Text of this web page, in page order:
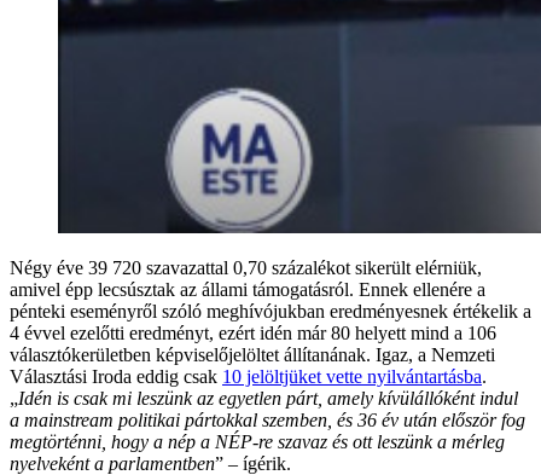
Négy éve 39 720 szavazattal 0,70 százalékot sikerült elérniük,
amivel épp lecsúsztak az állami támogatásról. Ennek ellenére a
pénteki eseményről szóló meghívójukban eredményesnek értékelik a
4 évvel ezelőtti eredményt, ezért idén már 80 helyett mind a 106
választókerületben képviselőjelöltet állítanának. Igaz, a Nemzeti
Választási Iroda eddig csak 10 jelöltjüket vette nyilvántartásba.
„Idén is csak mi leszünk az egyetlen párt, amely kívülállóként indul
a mainstream politikai pártokkal szemben, és 36 év után először fog
megtörténni, hogy a nép a NÉP-re szavaz és ott leszünk a mérleg
nyelveként a parlamentben” – ígérik.